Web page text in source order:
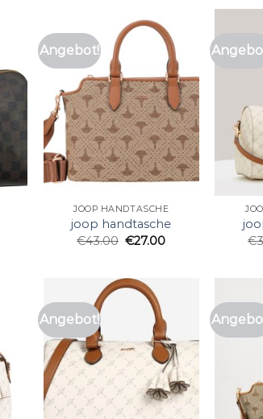
Angebot!
JOOP HANDTASCHE
joop handtasche
€43.00 €27.00
€
Angebot!